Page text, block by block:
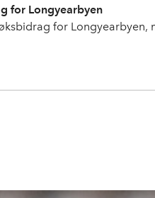
for Longyearbyen
for Longyearbyen,